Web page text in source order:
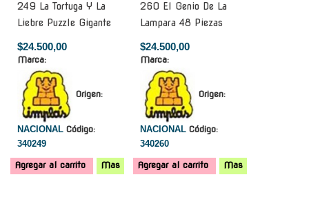
249 La Tortuga Y La
Liebre Puzzle Gigante
$24.500,00
Marca:
Origen:
NACIONAL Código:
340249
Agregar al carrito Mas
260 El Genio De La
Lampara 48 Piezas
$24.500,00
Marca:
Origen:
NACIONAL Código:
340260
Agregar al carrito Mas